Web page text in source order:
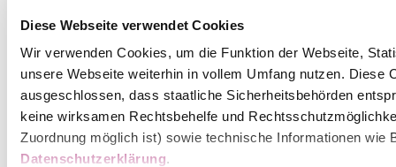
Diese Webseite verwendet Cookies
Wir verwenden Cookies, um die Funktion der Webseite,
unsere Webseite weiterhin in vollem Umfang nutzen.
ausgeschlossen, dass staatliche Sicherheitsbehörden
keine wirksamen Rechtsbehelfe und
Zuordnung möglich ist) sowie technische Informationen
Datenschutzerklärung.